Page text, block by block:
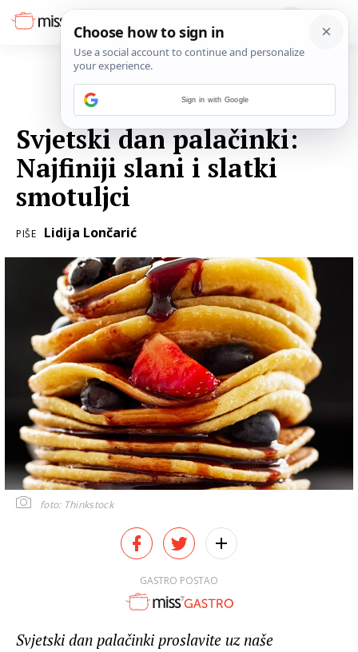
Svjetski dan palačinki:
Najfiniji slani i slatki
smotuljci
PIŠE Lidija Lončarić
foto: Thinkstock
GASTRO POSTAO
Svjetski dan palačinki proslavite uz naše
Sign in with Google